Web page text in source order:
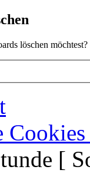
löschen möchtest?
[